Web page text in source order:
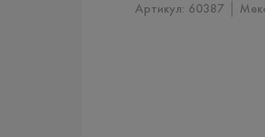
Артикул: 60387 │